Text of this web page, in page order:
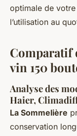
optimale de
l’utilisation au
Comparatif
vin 150
Analyse des
Haier,
La Sommelière
conservation